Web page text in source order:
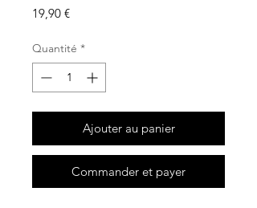
19,90 €Prix
Quantité *
Ajouter au panier
Commander et payer